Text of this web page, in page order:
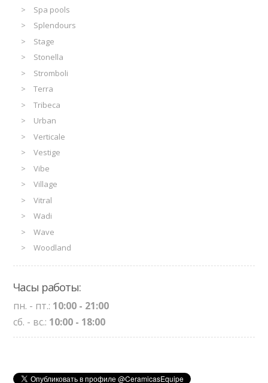
Spa pools
Splendours
Stage
Stonella
Stromboli
Terra
Tribeca
Urban
Verticale
Vestige
Vibe
Village
Vitral
Wadi
Wave
Woodland
Часы работы:
пн. - пт.: 10:00 - 21:00
сб. - вс.: 10:00 - 18:00